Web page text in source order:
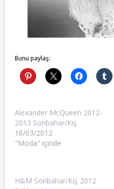
Bunu paylaş:
Alexander McQueen 2012-
2013 Sonbahar/Kış
16/03/2012
"Moda" içinde
H&M Sonbahar/Kış 2012